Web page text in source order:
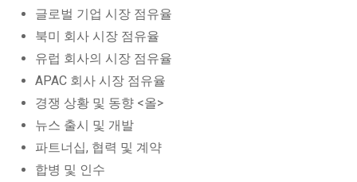
글로벌 기업 시장 점유율
북미 회사 시장 점유율
유럽 회사의 시장 점유율
APAC 회사 시장 점유율
경쟁 상황 및 동향 <올>
뉴스 출시 및 개발
파트너십, 협력 및 계약
합병 및 인수